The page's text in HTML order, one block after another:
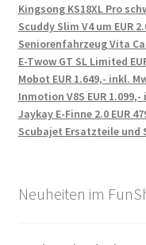
Kingsong KS18XL Pro
Scuddy Slim V4 um EUR
Seniorenfahrzeug Vita
E-Twow GT SL Limited
Mobot EUR 1.649,- inkl.
Inmotion V8S EUR
Jaykay E-Finne 2.0 EUR
Scubajet Ersatzteile und
Neuheiten im